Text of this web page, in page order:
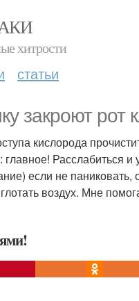
хитрости
статьи
закроют рот
кислорода
Расслабиться и
если не паниковать,
воздух. Мне